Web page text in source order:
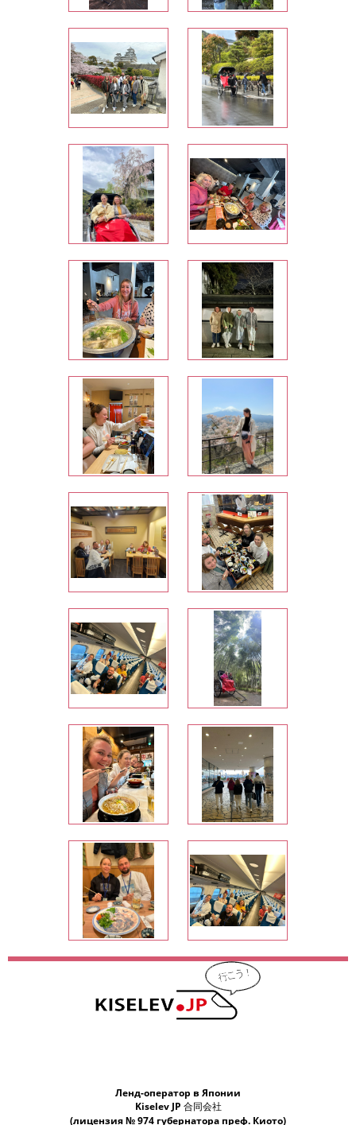
bottom: 8pt;"><span id="docs-
internal-guid-5e65b007-7fff-3846-
ba93-5e901be34732"
style="caret-color: rgb(0, 0, 0);
color: rgb(0, 0, 0);"><span
style="font-size: 11pt; font-family:
Calibri, sans-serif; font-variant-
position: normal; vertical-align:
baseline; white-space: pre-
wrap;">Очень понравилось,
спасибо большое.&nbsp;</span>
</span></p>
Ленд-оператор в Японии
Kiselev JP 合同会社
(лицензия № 974 губернатора преф. Киото)